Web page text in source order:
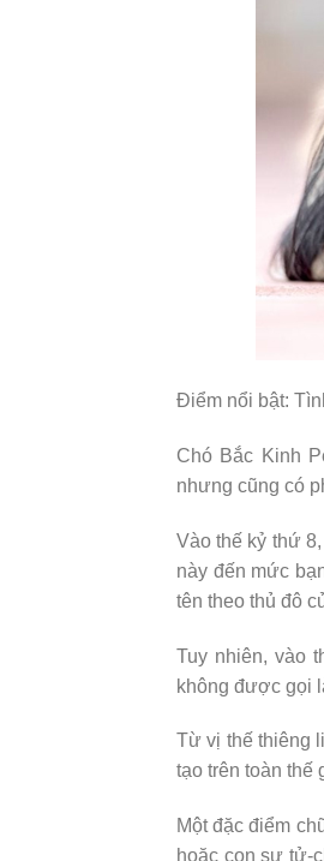
Điểm nổi bật:
Chó Bắc Kinh
nhưng cũng có
Vào thế kỷ thứ
này đến mức
tên theo thủ đô
Tuy nhiên, vào
không được gọi
Từ vị thế thiêng
tạo trên toàn thế
Một đặc điểm
hoặc con sư tử-